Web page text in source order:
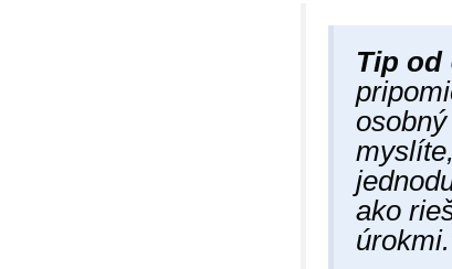
Tip od
ako